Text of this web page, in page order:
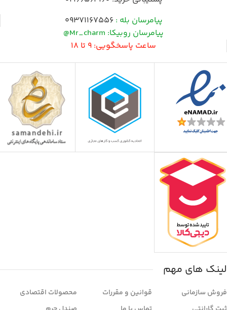
پیامرسان بله : 09371167556
پیامرسان روبیکا: Mr_charm@
ساعت پاسخگویی: 9 تا 18
لینک های مهم
فروش سازمانی
قوانین و مقررات
محصولات اقتصادی